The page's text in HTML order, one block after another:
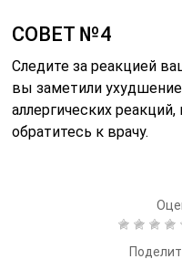
СОВЕТ №4
Следите за реакцией
вы заметили
аллергических
обратитесь к врачу.